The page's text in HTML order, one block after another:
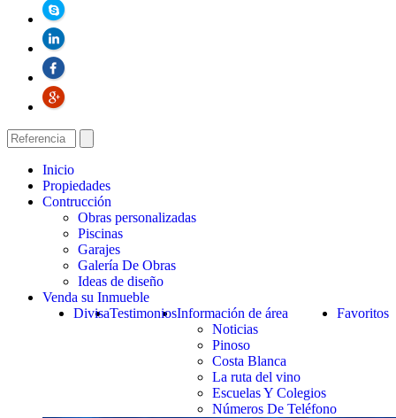
Inicio
Propiedades
Contrucción
Obras personalizadas
Piscinas
Garajes
Galería De Obras
Ideas de diseño
Venda su Inmueble
Favoritos
Información de área
Noticias
Pinoso
Costa Blanca
La ruta del vino
Escuelas Y Colegios
Números De Teléfono
Testimonios
Divisa